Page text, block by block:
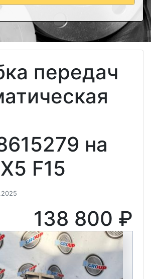
передач
на
F15
138 800 ₽